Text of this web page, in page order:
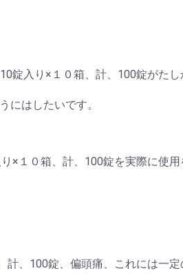
錠入り×１０箱、計、100錠がたし
にはしたいです。
×１０箱、計、100錠を実際に使用
計、100錠、偏頭痛、これには一定